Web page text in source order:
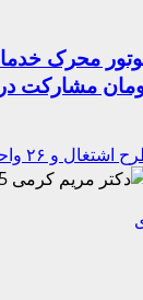
محرک
5